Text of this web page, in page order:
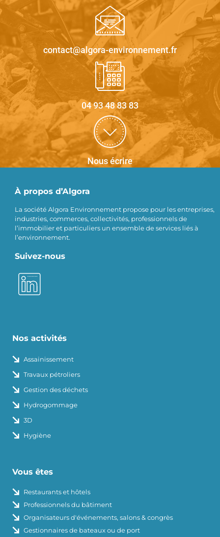
contact@algora-environnement.fr
04 93 48 83 83
Nous écrire
À propos d’Algora
La société Algora Environnement propose pour les entreprises,
industries, commerces, collectivités, professionnels de
l’immobilier et particuliers un ensemble de services liés à
l’environnement.
Suivez-nous
Nos activités
Assainissement
Travaux pétroliers
Gestion des déchets
Hydrogommage
3D
Hygiène
Vous êtes
Restaurants et hôtels
Professionnels du bâtiment
Organisateurs d'événements, salons & congrès
Gestionnaires de bateaux ou de port